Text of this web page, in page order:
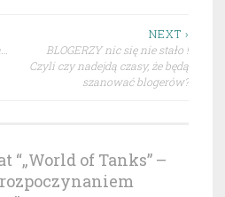
NEXT ›
BLOGERZY nic się nie stało !
Czyli czy nadejdą czasy, że będą
szanować blogerów?
“„World of Tanks” –